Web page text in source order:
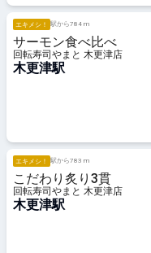
エキメシ！ 駅から784 m
サーモン食べ比べ
回転寿司やまと 木更津店
木更津駅
エキメシ！ 駅から783 m
こだわり炙り3貫
回転寿司やまと 木更津店
木更津駅